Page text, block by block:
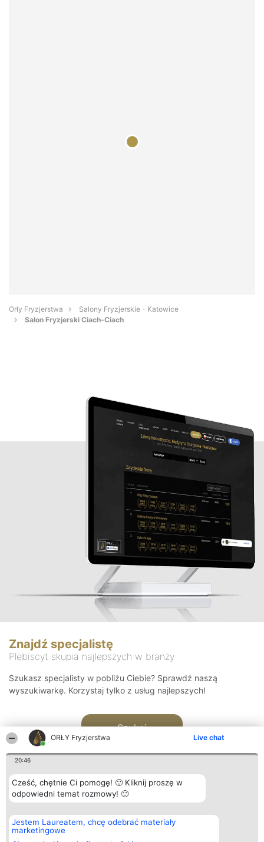
ORŁY Fryzjerstwa Live chat
20:46
Cześć, chętnie Ci pomogę! 🙂 Kliknij proszę w
odpowiedni temat rozmowy! 🙂
Jestem Laureatem, chcę odebrać materiały
marketingowe
Orły Fryzjerstwa
Salony Fryzjerskie - Katowice
Salon Fryzjerski Ciach-Ciach
Znajdź specjalistę
Plebiscyt skupia najlepszych w branży
Szukasz specjalisty w pobliżu Ciebie? Sprawdź naszą
wyszukiwarkę. Korzystaj tylko z usług najlepszych!
Szukaj
Organizator plebiscytu
Bright Side Solutions sp. z o.
o. sp. k.
ul. Ruska 22
Plebiscyt
Laureaci
wszystkich
Kontakt
Kontakt